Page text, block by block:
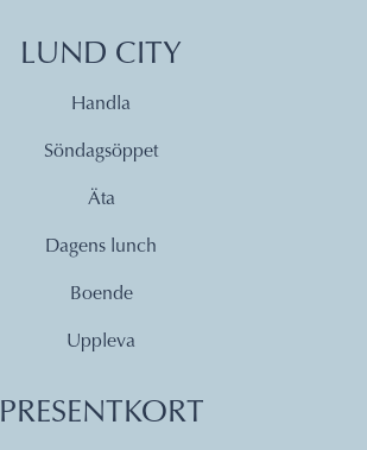
LUND CITY
Handla
Söndagsöppet
Äta
Dagens lunch
Boende
Uppleva
PRESENTKORT